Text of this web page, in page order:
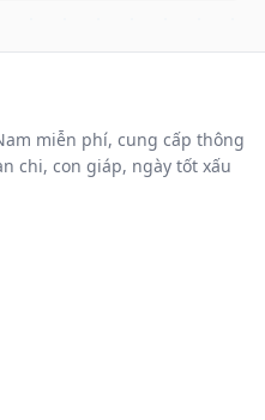
miễn phí, cung cấp thông
chi, con giáp, ngày tốt xấu